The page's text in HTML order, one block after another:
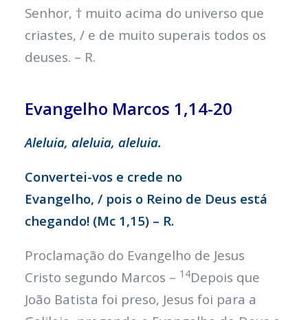
Senhor, † muito acima do universo que
criastes, / e de muito superais todos os
deuses. – R.
Evangelho Marcos 1,14-20
Aleluia, aleluia, aleluia.
Convertei-vos e crede no
Evangelho, / pois o Reino de Deus está
chegando! (Mc 1,15) – R.
Proclamação do Evangelho de Jesus
Cristo segundo Marcos – 14Depois que
João Batista foi preso, Jesus foi para a